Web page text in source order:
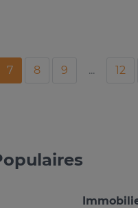
7 8 9 ... 12